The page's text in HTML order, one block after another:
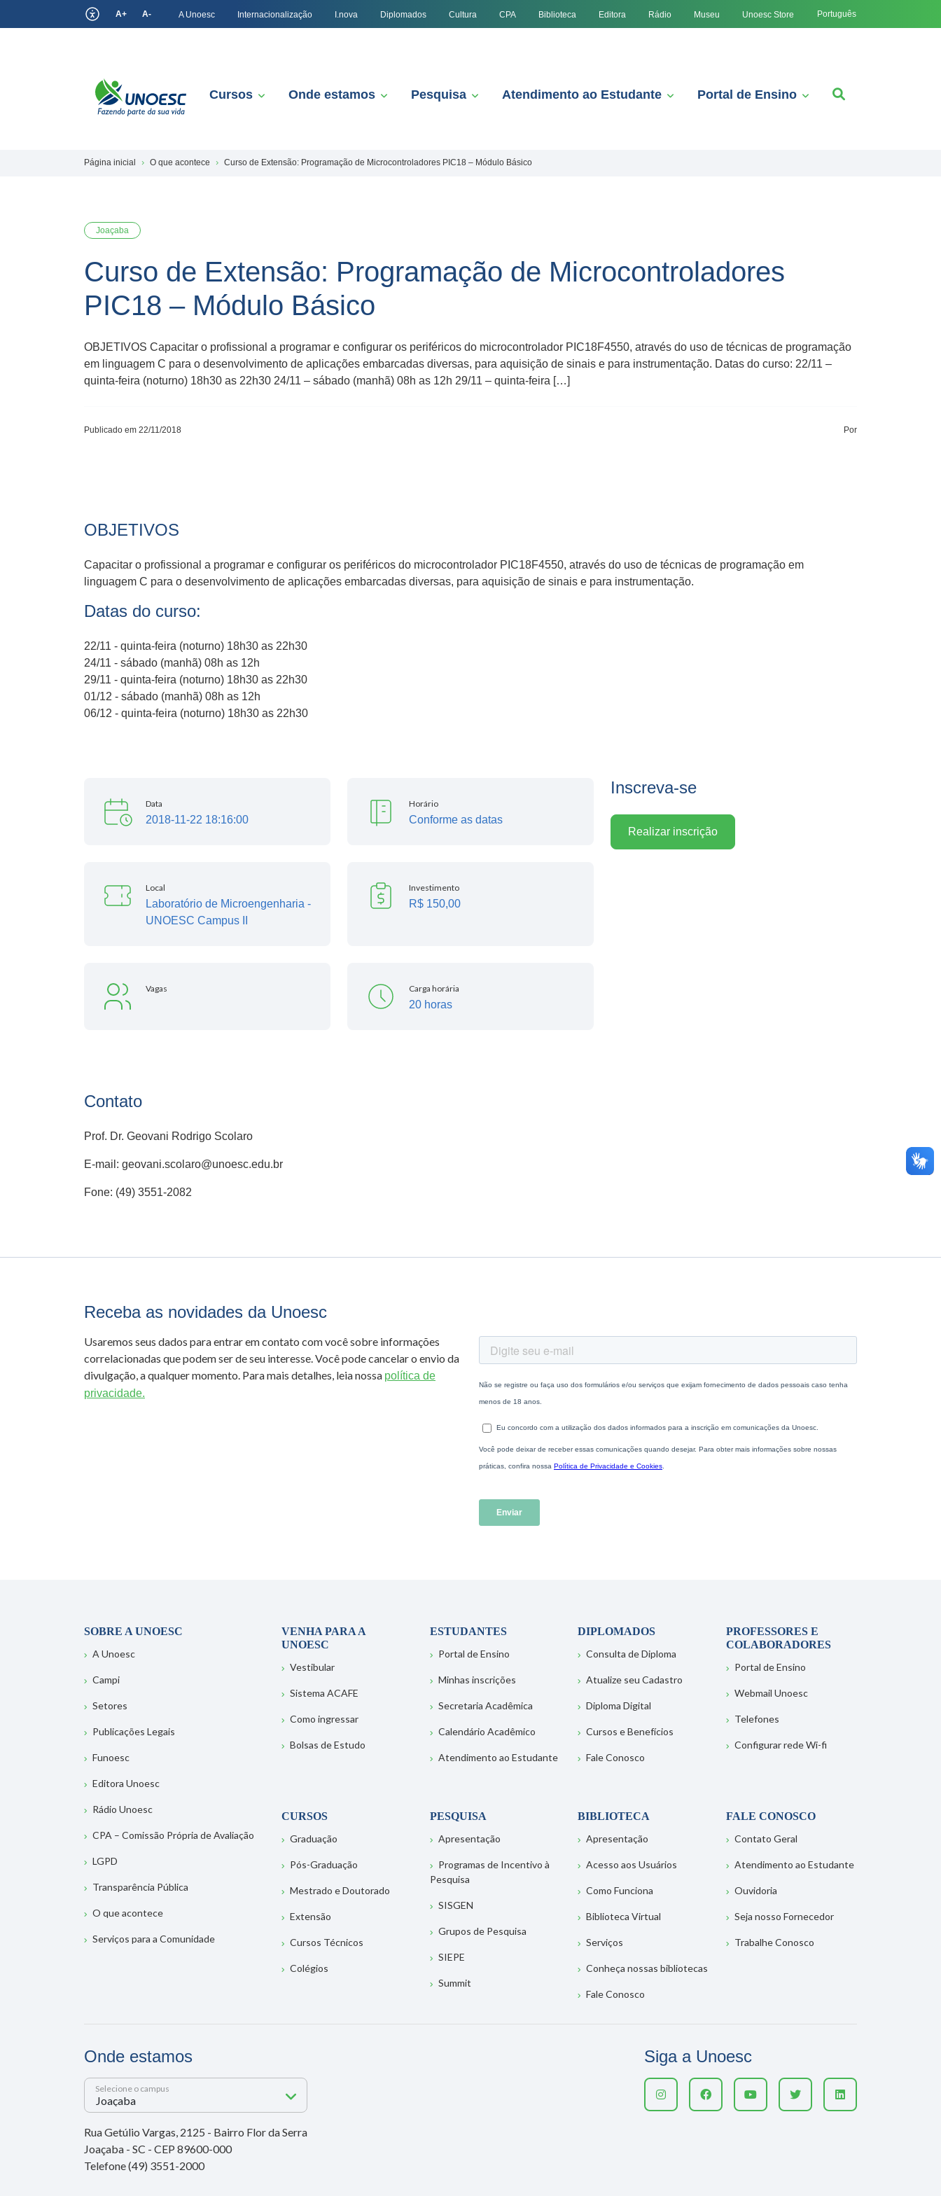
A+ A- A Unoesc Internacionalização I.nova Diplomados Cultura CPA Biblioteca Editora Rádio Museu Unoesc Store Português
Cursos Onde estamos Pesquisa Atendimento ao Estudante Portal de Ensino
Página inicial O que acontece Curso de Extensão: Programação de Microcontroladores PIC18 – Módulo Básico
Joaçaba
Curso de Extensão: Programação de Microcontroladores
PIC18 – Módulo Básico
OBJETIVOS Capacitar o profissional a programar e configurar os periféricos do microcontrolador PIC18F4550, através do uso de técnicas de programação
em linguagem C para o desenvolvimento de aplicações embarcadas diversas, para aquisição de sinais e para instrumentação. Datas do curso: 22/11 –
quinta-feira (noturno) 18h30 as 22h30 24/11 – sábado (manhã) 08h as 12h 29/11 – quinta-feira […]
Publicado em 22/11/2018 Por
OBJETIVOS
Capacitar o profissional a programar e configurar os periféricos do microcontrolador PIC18F4550, através do uso de técnicas de programação em
linguagem C para o desenvolvimento de aplicações embarcadas diversas, para aquisição de sinais e para instrumentação.
Datas do curso:
22/11 - quinta-feira (noturno) 18h30 as 22h30
24/11 - sábado (manhã) 08h as 12h
29/11 - quinta-feira (noturno) 18h30 as 22h30
01/12 - sábado (manhã) 08h as 12h
06/12 - quinta-feira (noturno) 18h30 as 22h30
Data
2018-11-22 18:16:00
Horário
Conforme as datas
Local
Laboratório de Microengenharia -
UNOESC Campus II
Investimento
R$ 150,00
Vagas Carga horária
20 horas
Inscreva-se
Realizar inscrição
Contato
Prof. Dr. Geovani Rodrigo Scolaro
E-mail: geovani.scolaro@unoesc.edu.br
Fone: (49) 3551-2082
Receba as novidades da Unoesc
Usaremos seus dados para entrar em contato com você sobre informações
correlacionadas que podem ser de seu interesse. Você pode cancelar o envio da
divulgação, a qualquer momento. Para mais detalhes, leia nossa política de
privacidade.
SOBRE A UNOESC
A Unoesc
Campi
Setores
Publicações Legais
Funoesc
Editora Unoesc
Rádio Unoesc
CPA – Comissão Própria de Avaliação
LGPD
Transparência Pública
O que acontece
Serviços para a Comunidade
VENHA PARA A
UNOESC
Vestibular
Sistema ACAFE
Como ingressar
Bolsas de Estudo
ESTUDANTES
Portal de Ensino
Minhas inscrições
Secretaria Acadêmica
Calendário Acadêmico
Atendimento ao Estudante
DIPLOMADOS
Consulta de Diploma
Atualize seu Cadastro
Diploma Digital
Cursos e Benefícios
Fale Conosco
PROFESSORES E
COLABORADORES
Portal de Ensino
Webmail Unoesc
Telefones
Configurar rede Wi-fi
CURSOS
Graduação
Pós-Graduação
Mestrado e Doutorado
Extensão
Cursos Técnicos
Colégios
PESQUISA
Apresentação
Programas de Incentivo à
Pesquisa
SISGEN
Grupos de Pesquisa
SIEPE
Summit
BIBLIOTECA
Apresentação
Acesso aos Usuários
Como Funciona
Biblioteca Virtual
Serviços
Conheça nossas bibliotecas
Fale Conosco
FALE CONOSCO
Contato Geral
Atendimento ao Estudante
Ouvidoria
Seja nosso Fornecedor
Trabalhe Conosco
Onde estamos
Selecione o campus
Rua Getúlio Vargas, 2125 - Bairro Flor da Serra
Joaçaba - SC - CEP 89600-000
Telefone (49) 3551-2000
Siga a Unoesc